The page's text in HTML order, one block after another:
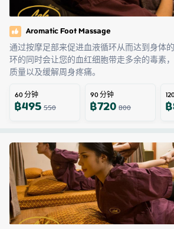
Aromatic Foot Massage
通过按摩足部来促进血液循环从而达到身体
环的同时会让您的血红细胞带走多余的毒素
质量以及缓解周身疼痛。
60分钟
฿495550
90分钟
฿720800 ฿